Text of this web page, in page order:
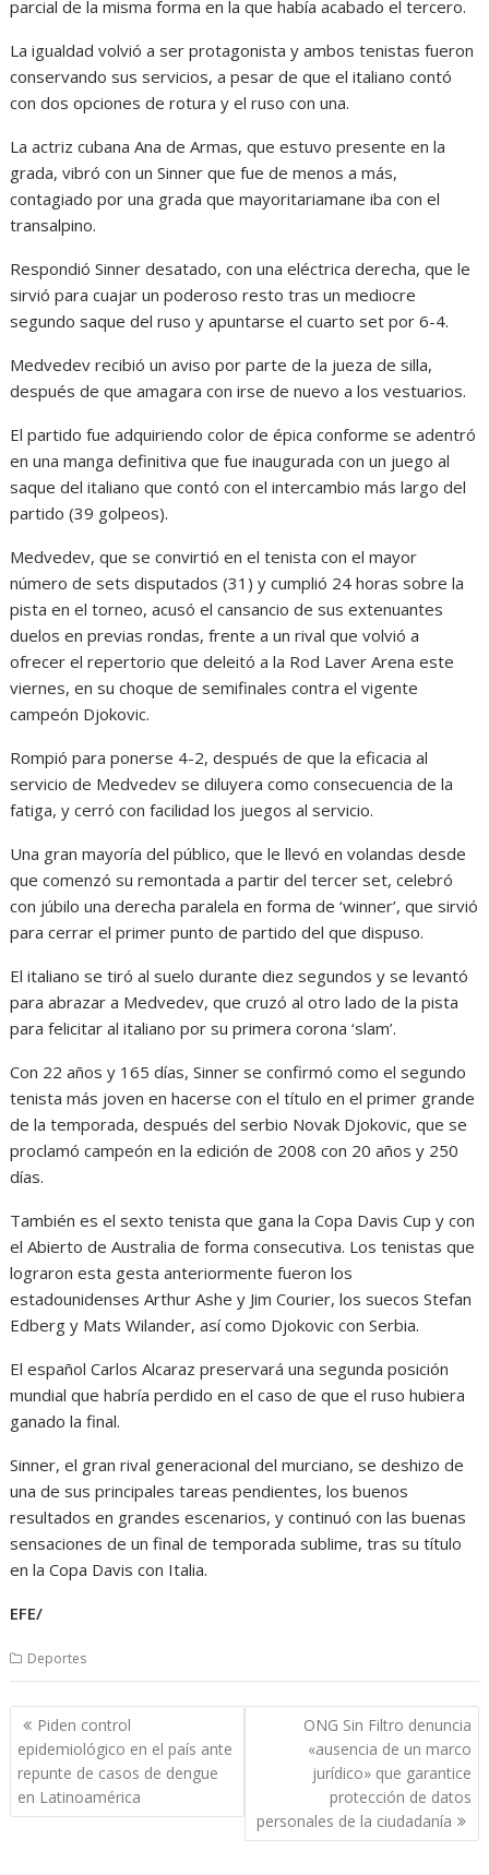
parcial de la misma forma en la que había acabado el tercero.
La igualdad volvió a ser protagonista y ambos tenistas fueron
conservando sus servicios, a pesar de que el italiano contó
con dos opciones de rotura y el ruso con una.
La actriz cubana Ana de Armas, que estuvo presente en la
grada, vibró con un Sinner que fue de menos a más,
contagiado por una grada que mayoritariamane iba con el
transalpino.
Respondió Sinner desatado, con una eléctrica derecha, que le
sirvió para cuajar un poderoso resto tras un mediocre
segundo saque del ruso y apuntarse el cuarto set por 6-4.
Medvedev recibió un aviso por parte de la jueza de silla,
después de que amagara con irse de nuevo a los vestuarios.
El partido fue adquiriendo color de épica conforme se adentró
en una manga definitiva que fue inaugurada con un juego al
saque del italiano que contó con el intercambio más largo del
partido (39 golpeos).
Medvedev, que se convirtió en el tenista con el mayor
número de sets disputados (31) y cumplió 24 horas sobre la
pista en el torneo, acusó el cansancio de sus extenuantes
duelos en previas rondas, frente a un rival que volvió a
ofrecer el repertorio que deleitó a la Rod Laver Arena este
viernes, en su choque de semifinales contra el vigente
campeón Djokovic.
Rompió para ponerse 4-2, después de que la eficacia al
servicio de Medvedev se diluyera como consecuencia de la
fatiga, y cerró con facilidad los juegos al servicio.
Una gran mayoría del público, que le llevó en volandas desde
que comenzó su remontada a partir del tercer set, celebró
con júbilo una derecha paralela en forma de ‘winner’, que sirvió
para cerrar el primer punto de partido del que dispuso.
El italiano se tiró al suelo durante diez segundos y se levantó
para abrazar a Medvedev, que cruzó al otro lado de la pista
para felicitar al italiano por su primera corona ‘slam’.
Con 22 años y 165 días, Sinner se confirmó como el segundo
tenista más joven en hacerse con el título en el primer grande
de la temporada, después del serbio Novak Djokovic, que se
proclamó campeón en la edición de 2008 con 20 años y 250
días.
También es el sexto tenista que gana la Copa Davis Cup y con
el Abierto de Australia de forma consecutiva. Los tenistas que
lograron esta gesta anteriormente fueron los
estadounidenses Arthur Ashe y Jim Courier, los suecos Stefan
Edberg y Mats Wilander, así como Djokovic con Serbia.
El español Carlos Alcaraz preservará una segunda posición
mundial que habría perdido en el caso de que el ruso hubiera
ganado la final.
Sinner, el gran rival generacional del murciano, se deshizo de
una de sus principales tareas pendientes, los buenos
resultados en grandes escenarios, y continuó con las buenas
sensaciones de un final de temporada sublime, tras su título
en la Copa Davis con Italia.
EFE/
Deportes
Navegación
de
entradas
Piden control
epidemiológico en el país ante
repunte de casos de dengue
en Latinoamérica
ONG Sin Filtro denuncia
«ausencia de un marco
jurídico» que garantice
protección de datos
personales de la ciudadanía